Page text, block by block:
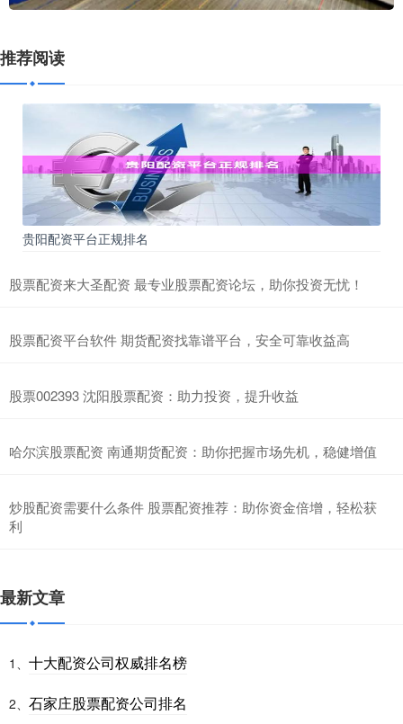
推荐阅读
贵阳配资平台正规排名
股票配资来大圣配资 最专业股票配资论坛，助你投资无忧！
股票配资平台软件 期货配资找靠谱平台，安全可靠收益高
股票002393 沈阳股票配资：助力投资，提升收益
哈尔滨股票配资 南通期货配资：助你把握市场先机，稳健增值
炒股配资需要什么条件 股票配资推荐：助你资金倍增，轻松获
利
最新文章
1、 十大配资公司权威排名榜
2、 石家庄股票配资公司排名